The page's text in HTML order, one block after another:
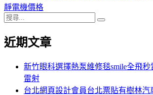
導
覽
章:
靜電機價格
搜
關
近期文章
新竹眼科選擇熱泵維修毯smile全飛
雷射
台北網頁設計會員台北票貼有樹林汽